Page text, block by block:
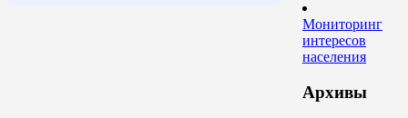
Мониторинг
интересов
населения
Архивы